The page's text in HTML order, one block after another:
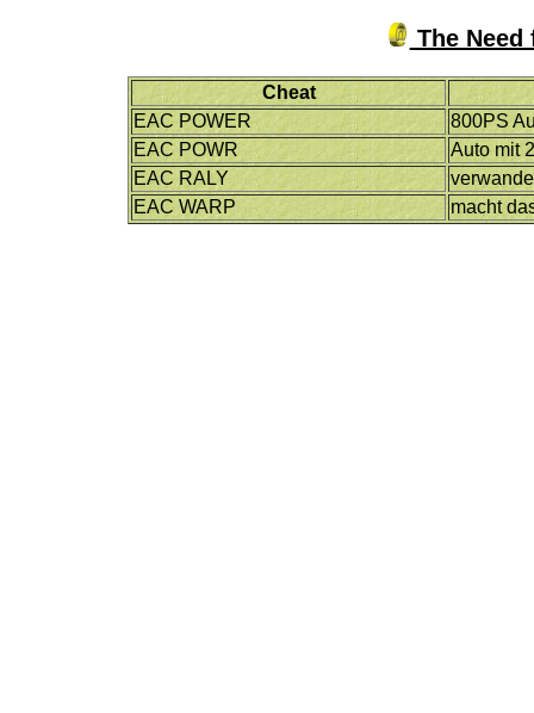
The Need
Cheat
EAC POWER
800PS
EAC POWR
Auto mit
EAC RALY
EAC WARP
macht